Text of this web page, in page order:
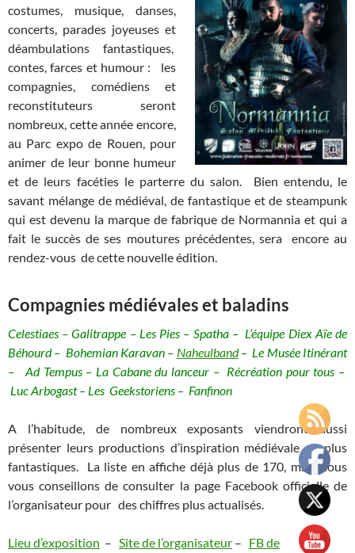
costumes, musique, danses,
concerts, parades joyeuses et
déambulations fantastiques,
contes, farces et humour : les
compagnies, comédiens et
reconstituteurs seront
nombreux, cette année encore,
au Parc expo de Rouen, pour
animer de leur bonne humeur
et de leurs facéties le parterre du salon. Bien entendu, le
savant mélange de médiéval, de fantastique et de steampunk
qui est devenu la marque de fabrique de Normannia et qui a
fait le succès de ses moutures précédentes, sera encore au
rendez-vous de cette nouvelle édition.
Compagnies médiévales et baladins
Celestiaes – Galitrappe – Les Pies – Spatha – L’équipe Diex Aïe de
Béhourd – Bohemian Karavan – Naheulband– Le Musée Itinérant
– Ad Tempus – La Cabane du lanceur – Récréation pour tous –
Luc Arbogast – Les Geekstoriens – Fanfinon
A l’habitude, de nombreux exposants viendront aussi
présenter leurs productions d’inspiration médiévale ou plus
fantastiques. La liste en affiche déjà plus de 170, mais nous
vous conseillons de consulter la page Facebook officielle de
l’organisateur pour des chiffres plus actualisés.
Lieu d’exposition – Site de l’organisateur – FB de